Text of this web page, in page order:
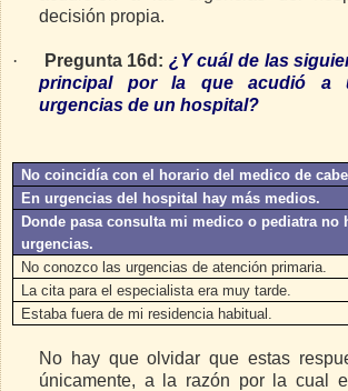
decisión propia.
· Pregunta 16d: ¿Y cuál de las
principal por la que acudió a
urgencias de un hospital?
No coincidía con el horario del medico de
En urgencias del hospital hay más medios.
Donde pasa consulta mi medico o pediatra no
urgencias.
No conozco las urgencias de atención primaria.
La cita para el especialista era muy tarde.
Estaba fuera de mi residencia habitual.
No hay que olvidar que estas
únicamente, a la razón por la cual